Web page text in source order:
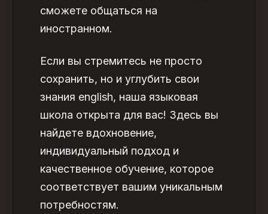
сможете общаться на
иностранном.
Если вы стремитесь не просто
сохранить, но и углубить свои
знания english, наша языковая
школа открыта для вас! Здесь вы
найдете вдохновение,
индивидуальный подход и
качественное обучение, которое
соответствует вашим уникальным
потребностям.